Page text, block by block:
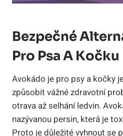
Bezpečné
Pro Psa A Kočku
Avokádo je pro psy a kočky
způsobit vážné zdravotní
otrava až selhání ledvin.
nazývanou persin, která je
Proto je důležité vyhnout se